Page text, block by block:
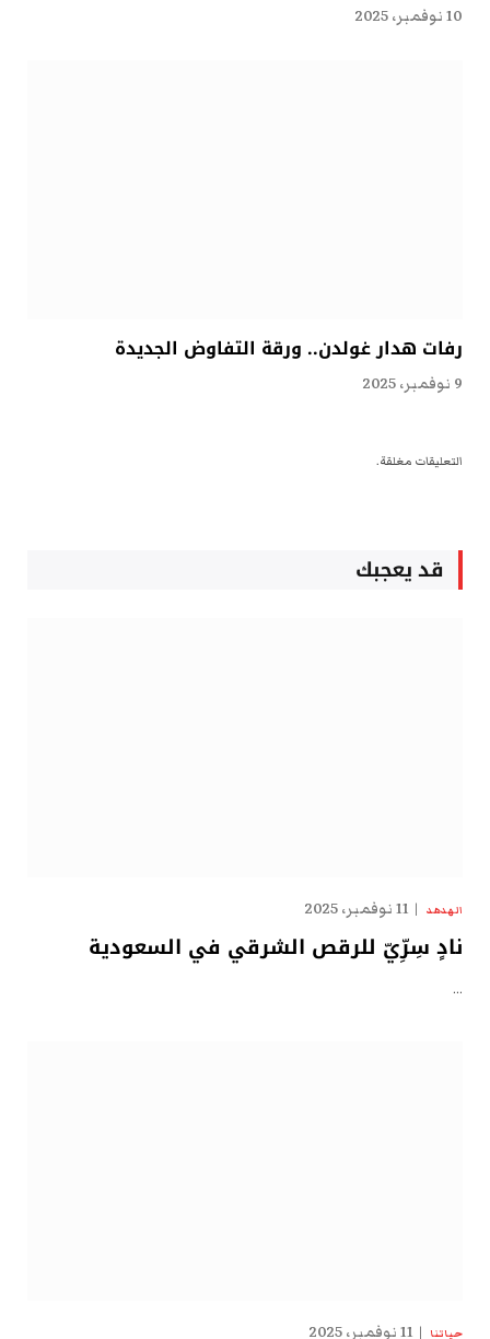
10 نوفمبر، 2025
رفات هدار غولدن.. ورقة التفاوض الجديدة
9 نوفمبر، 2025
التعليقات مغلقة.
قد يعجبك
الهدهد 11 نوفمبر، 2025
نادٍ سِرِّيّ للرقص الشرقي في السعودية
…
حياتنا 11 نوفمبر، 2025